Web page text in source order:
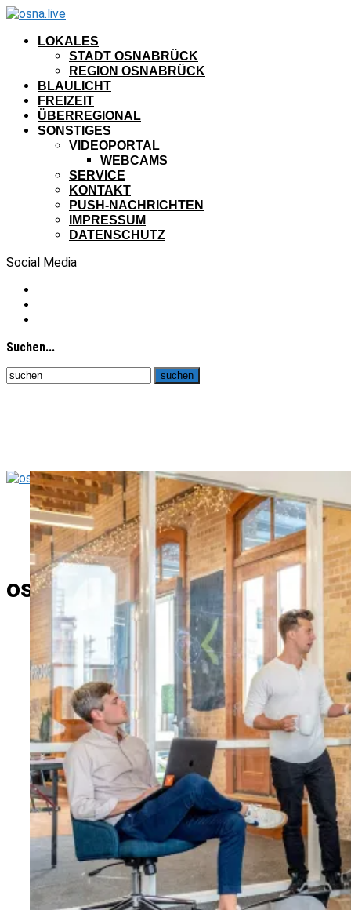
LOKALES
STADT OSNABRÜCK
REGION OSNABRÜCK
BLAULICHT
FREIZEIT
ÜBERREGIONAL
SONSTIGES
VIDEOPORTAL
WEBCAMS
SERVICE
KONTAKT
PUSH-NACHRICHTEN
IMPRESSUM
DATENSCHUTZ
Social Media
Suchen...
osna.live